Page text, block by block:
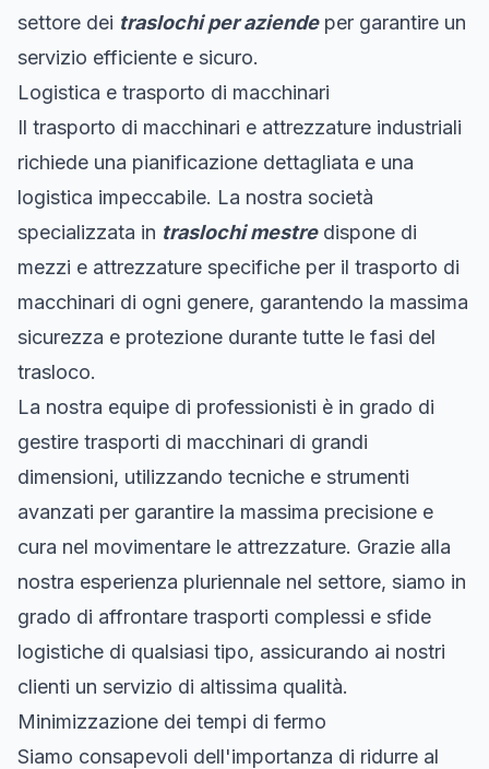
settore dei traslochi per aziendeper garantire un
servizio efficiente e sicuro.
Logistica e trasporto di macchinari
Il trasporto di macchinari e attrezzature industriali
richiede una pianificazione dettagliata e una
logistica impeccabile. La nostra società
specializzata in traslochi mestredispone di
mezzi e attrezzature specifiche per il trasporto di
macchinari di ogni genere, garantendo la massima
sicurezza e protezione durante tutte le fasi del
trasloco.
La nostra equipe di professionisti è in grado di
gestire trasporti di macchinari di grandi
dimensioni, utilizzando tecniche e strumenti
avanzati per garantire la massima precisione e
cura nel movimentare le attrezzature. Grazie alla
nostra esperienza pluriennale nel settore, siamo in
grado di affrontare trasporti complessi e sfide
logistiche di qualsiasi tipo, assicurando ai nostri
clienti un servizio di altissima qualità.
Minimizzazione dei tempi di fermo
Siamo consapevoli dell'importanza di ridurre al